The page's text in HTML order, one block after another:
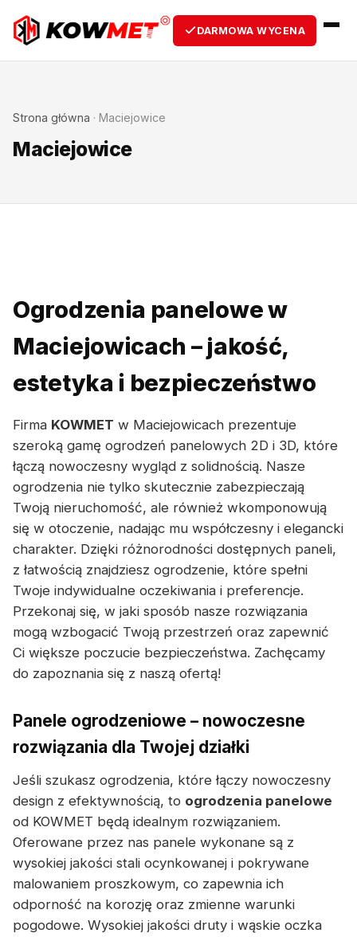
DARMOWA WYCENA
Strona główna · Maciejowice
Maciejowice
Ogrodzenia panelowe w
Maciejowicach – jakość,
estetyka i bezpieczeństwo
Firma KOWMET w Maciejowicach prezentuje
szeroką gamę ogrodzeń panelowych 2D i 3D, które
łączą nowoczesny wygląd z solidnością. Nasze
ogrodzenia nie tylko skutecznie zabezpieczają
Twoją nieruchomość, ale również wkomponowują
się w otoczenie, nadając mu współczesny i elegancki
charakter. Dzięki różnorodności dostępnych paneli,
z łatwością znajdziesz ogrodzenie, które spełni
Twoje indywidualne oczekiwania i preferencje.
Przekonaj się, w jaki sposób nasze rozwiązania
mogą wzbogacić Twoją przestrzeń oraz zapewnić
Ci większe poczucie bezpieczeństwa. Zachęcamy
do zapoznania się z naszą ofertą!
Panele ogrodzeniowe – nowoczesne
rozwiązania dla Twojej działki
Jeśli szukasz ogrodzenia, które łączy nowoczesny
design z efektywnością, to ogrodzenia panelowe
od KOWMET będą idealnym rozwiązaniem.
Oferowane przez nas panele wykonane są z
wysokiej jakości stali ocynkowanej i pokrywane
malowaniem proszkowym, co zapewnia ich
odporność na korozję oraz zmienne warunki
pogodowe. Wysokiej jakości druty i wąskie oczka